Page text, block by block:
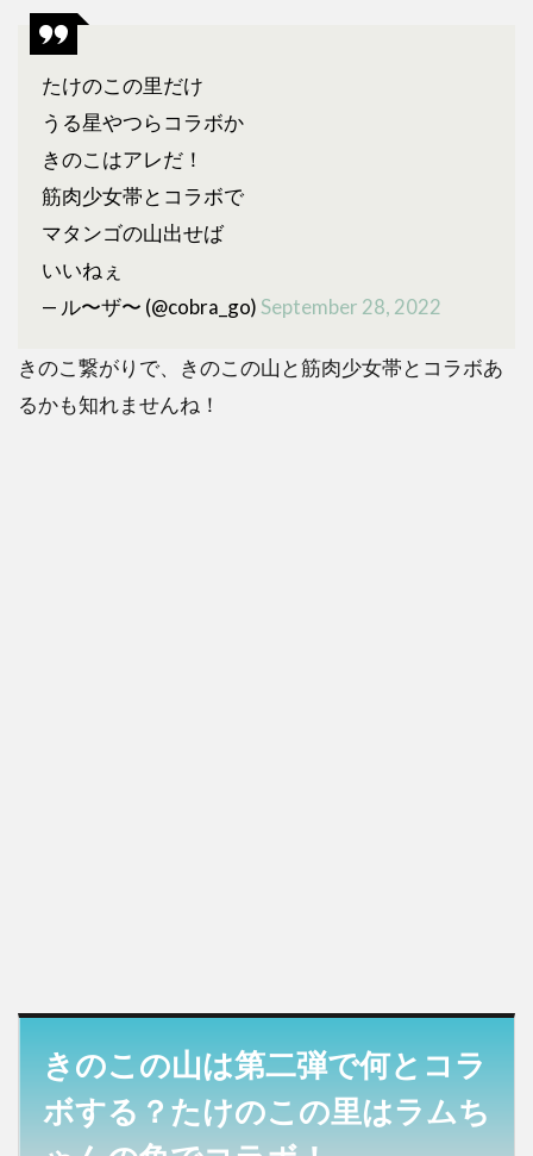
たけのこの里だけ
うる星やつらコラボか
きのこはアレだ！
筋肉少女帯とコラボで
マタンゴの山出せば
いいねぇ
— ル〜ザ〜 (@cobra_go)September 28, 2022
きのこ繋がりで、きのこの山と筋肉少女帯とコラボあ
るかも知れませんね！
きのこの山は第二弾で何とコラ
ボする？たけのこの里はラムち